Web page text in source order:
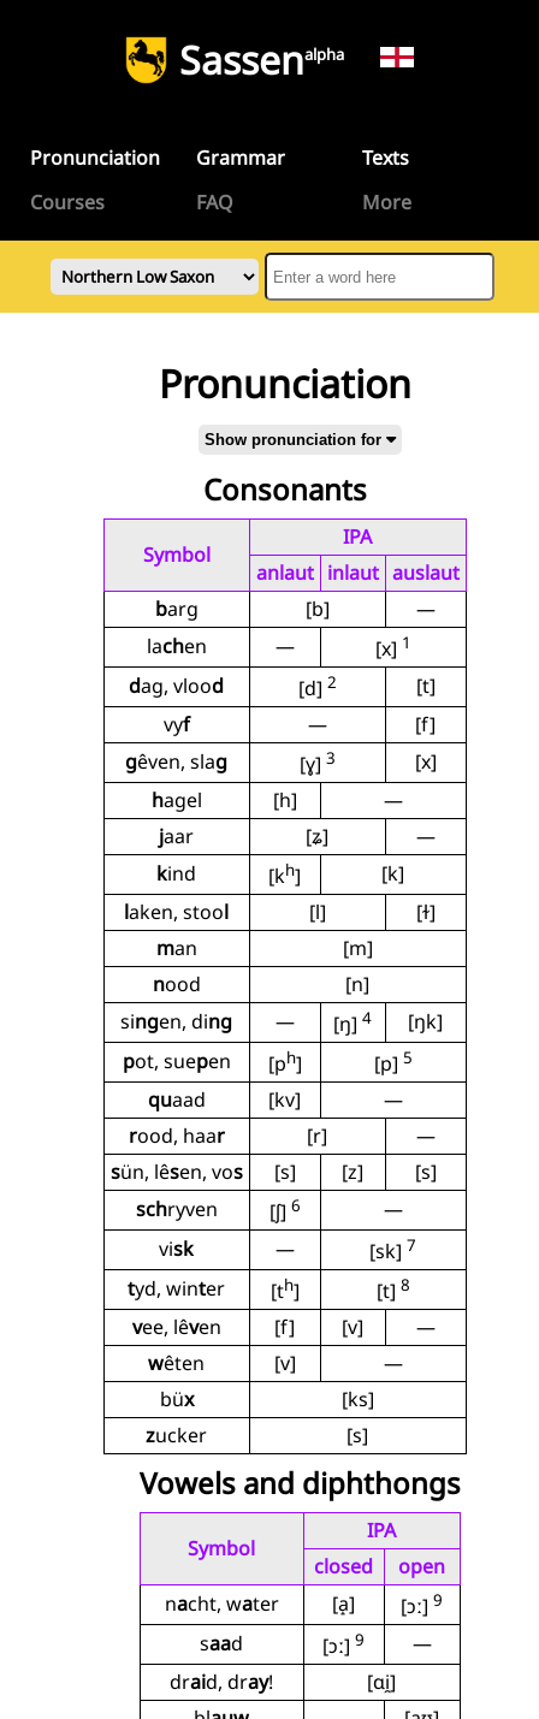
Sassenalpha
Pronunciation Grammar
Texts
Courses
FAQ More
Pronunciation
Show pronunciation for
Consonants
Symbol
IPA
anlaut inlaut auslaut
barg [b]
—
lachen — [x] 1
dag, vlood [d] 2
[t]
vyf —
[f]
gêven, slag [ɣ] 3
[x]
hagel [h]
—
jaar [ʑ]
—
kind [kh]
[k]
laken, stool [l]
[ɫ]
man
[m]
nood
[n]
singen, ding — [ŋ] 4
[ŋk]
pot, suepen [ph] [p] 5
quaad [kv]
—
rood, haar [r]
—
sün, lêsen, vos [s] [z]
[s]
schryven [ʃ] 6
—
visk — [sk] 7
tyd, winter [th] [t] 8
vee, lêven [f] [v]
—
wêten [v]
—
büx
[ks]
zucker [s]
Vowels and diphthongs
Symbol
IPA
closed
open
nacht, water [a̝] [ɔː] 9
saad [ɔː] 9
—
draid, dray!
[ɑi̯]